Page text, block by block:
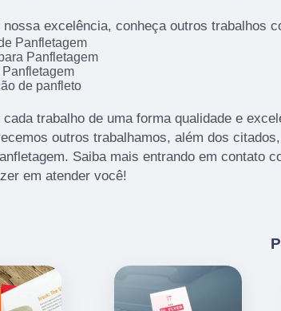
nossa excelência, conheça outros trabalhos
Panfletagem
Panfletagem
de panfleto
cada trabalho de uma forma qualidade e
outros trabalhamos, além dos
Saiba mais entrando em contato
em atender você!